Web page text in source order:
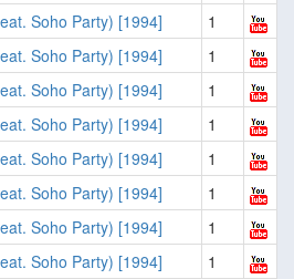
Soho Party) [1994]
1
Soho Party) [1994]
1
Soho Party) [1994]
1
Soho Party) [1994]
1
Soho Party) [1994]
1
Soho Party) [1994]
1
Soho Party) [1994]
1
Soho Party) [1994]
1